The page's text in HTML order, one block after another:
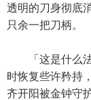
透明的刀身彻底
只余一把刀柄。
「这是什么法
时恢复些许矜持
齐开阳被金钟守